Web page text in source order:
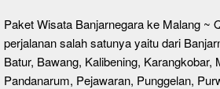
Paket Wisata Banjarnegara ke Malang ~
perjalanan salah satunya yaitu dari
Batur, Bawang, Kalibening,
Pandanarum, Pejawaran, Punggelan,